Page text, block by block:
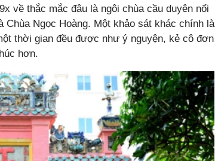
về thắc mắc đâu là ngôi chùa cầu duyên nổi
Ngọc Hoàng. Một khảo sát khác chính là
thời gian đều được như ý nguyện, kẻ cô đơn
hơn.